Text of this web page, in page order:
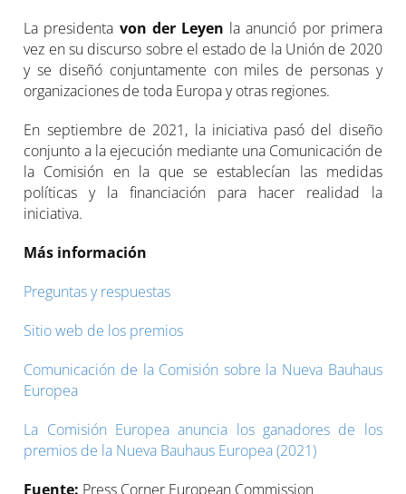
La presidenta von der Leyen la anunció por primera
vez en su discurso sobre el estado de la Unión de 2020
y se diseñó conjuntamente con miles de personas y
organizaciones de toda Europa y otras regiones.
En septiembre de 2021, la iniciativa pasó del diseño
conjunto a la ejecución mediante una Comunicación de
la Comisión en la que se establecían las medidas
políticas y la financiación para hacer realidad la
iniciativa.
Más información
Preguntas y respuestas
Sitio web de los premios
Comunicación de la Comisión sobre la Nueva Bauhaus
Europea
La Comisión Europea anuncia los ganadores de los
premios de la Nueva Bauhaus Europea (2021)
Fuente: Press Corner European Commission